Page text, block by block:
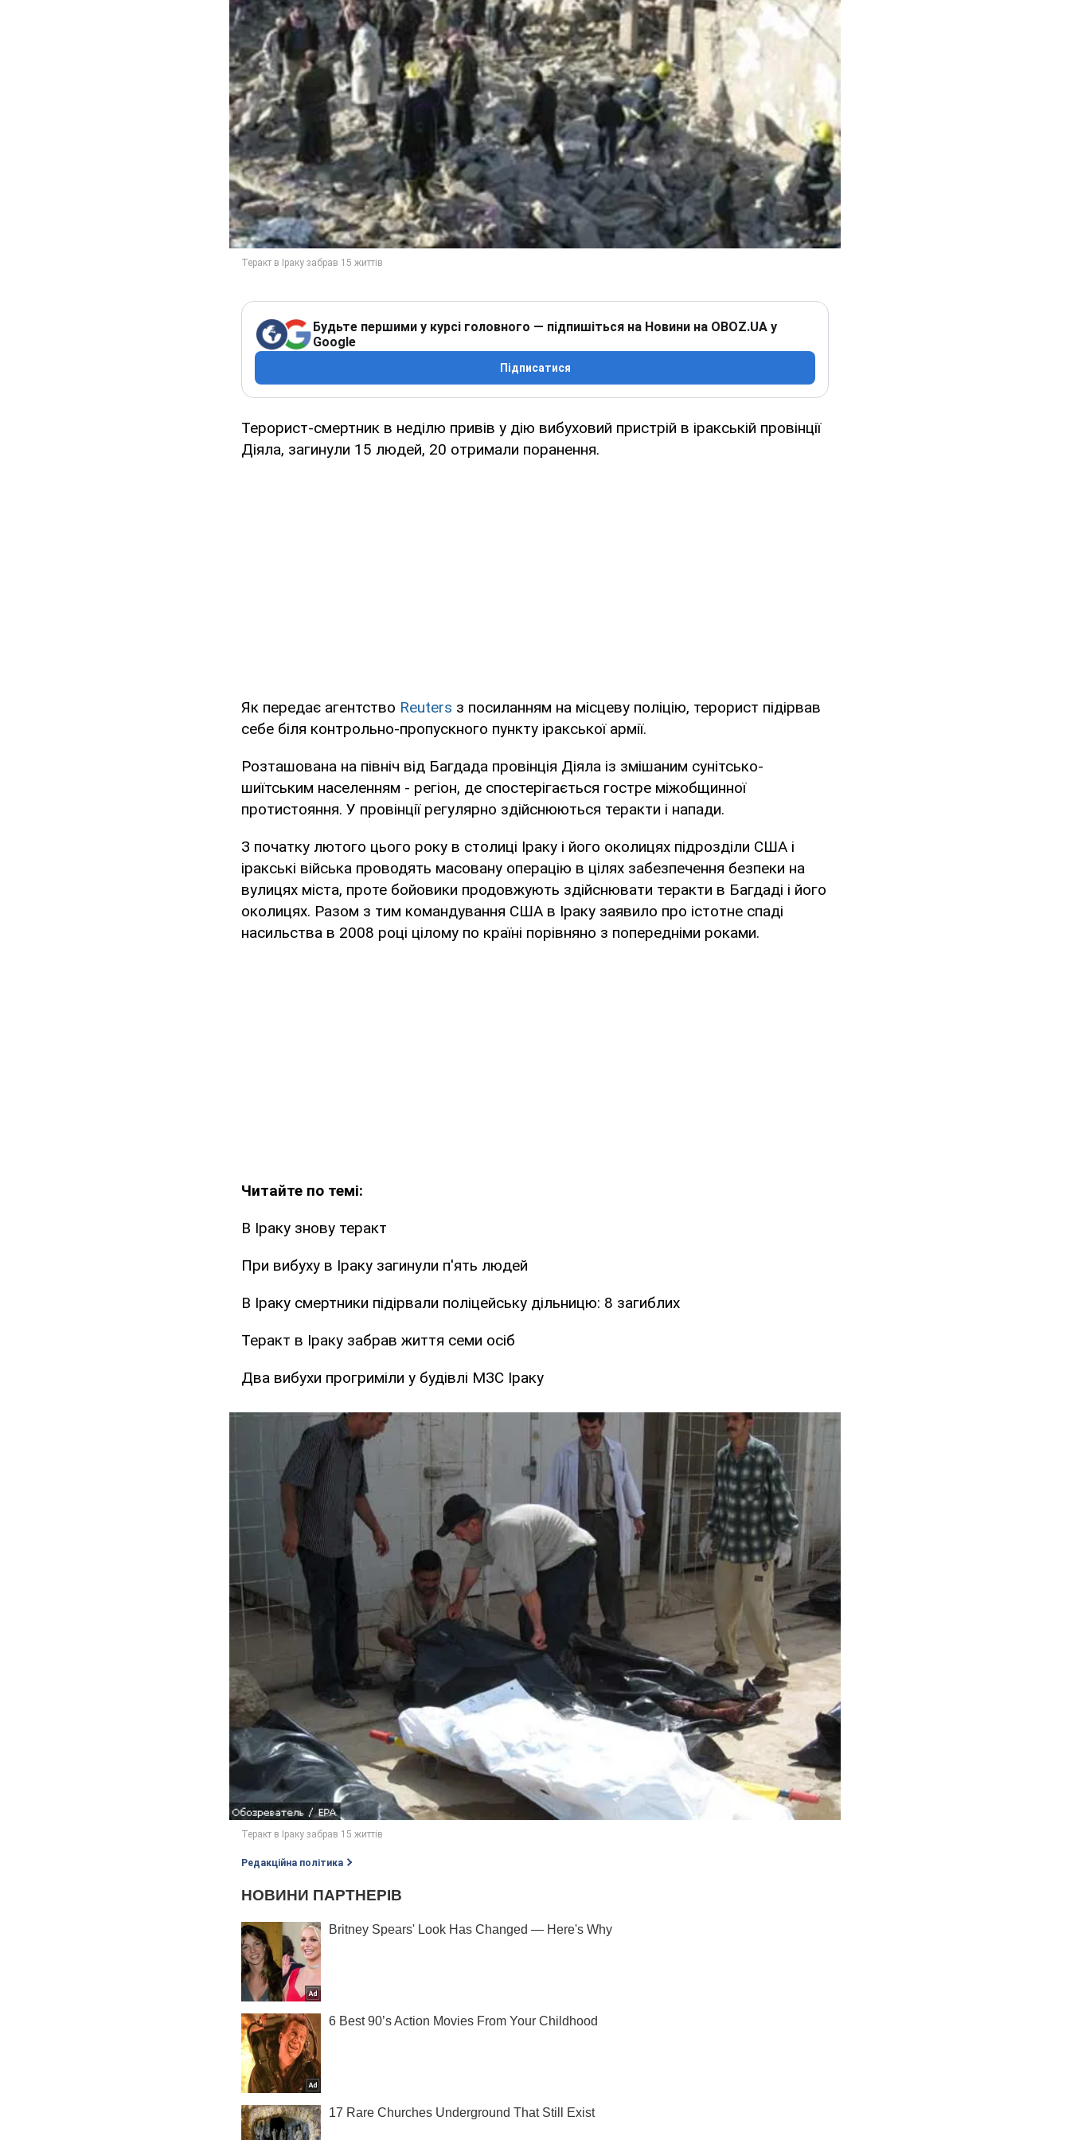
Будьте першими у курсі головного — підпишіться на Новини на OBOZ.UA у
Google
Підписатися
Терорист-смертник в неділю привів у дію вибуховий пристрій в іракській провінції
Діяла, загинули 15 людей, 20 отримали поранення.
Як передає агентство Reuters з посиланням на місцеву поліцію, терорист підірвав
себе біля контрольно-пропускного пункту іракської армії.
Розташована на північ від Багдада провінція Діяла із змішаним сунітсько-
шиїтським населенням - регіон, де спостерігається гостре міжобщинної
протистояння. У провінції регулярно здійснюються теракти і напади.
З початку лютого цього року в столиці Іраку і його околицях підрозділи США і
іракські війська проводять масовану операцію в цілях забезпечення безпеки на
вулицях міста, проте бойовики продовжують здійснювати теракти в Багдаді і його
околицях. Разом з тим командування США в Іраку заявило про істотне спаді
насильства в 2008 році цілому по країні порівняно з попередніми роками.
Читайте по темі:
В Іраку знову теракт
При вибуху в Іраку загинули п'ять людей
В Іраку смертники підірвали поліцейську дільницю: 8 загиблих
Теракт в Іраку забрав життя семи осіб
Два вибухи прогриміли у будівлі МЗС Іраку
Редакційна політика